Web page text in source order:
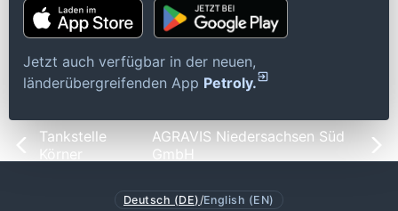
Jetzt auch verfügbar in der neuen,
länderübergreifenden App Petroly.
Tankstelle
Körner
AGRAVIS Niedersachsen Süd
GmbH
Deutsch (DE) /English (EN)